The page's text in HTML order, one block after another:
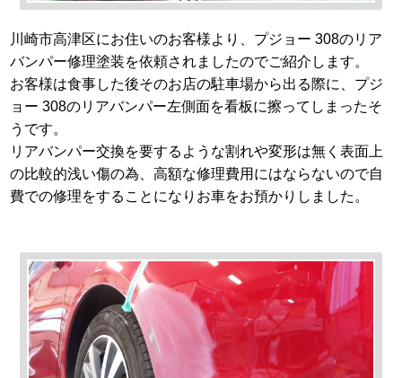
川崎市高津区にお住いのお客様より、プジョー 308のリア
バンパー修理塗装を依頼されましたのでご紹介します。
お客様は食事した後そのお店の駐車場から出る際に、プジ
ョー 308のリアバンパー左側面を看板に擦ってしまったそ
うです。
リアバンパー交換を要するような割れや変形は無く表面上
の比較的浅い傷の為、高額な修理費用にはならないので自
費での修理をすることになりお車をお預かりしました。